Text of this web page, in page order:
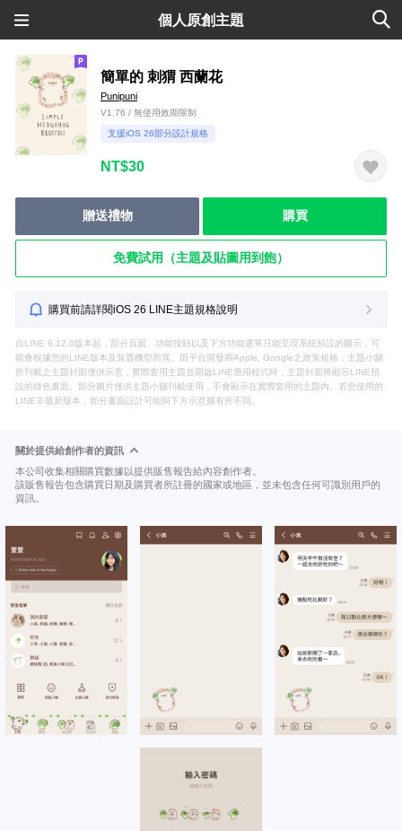
個人原創主題
簡單的 刺猬 西蘭花
Punipuni
V1.76 / 無使用效期限制
支援iOS 26部分設計規格
NT$30
贈送禮物 購買
免費試用（主題及貼圖用到飽）
購買前請詳閱iOS 26 LINE主題規格說明
自LINE 9.12.0版本起，部分頁面、功能按鈕以及下方功能選單只能呈現系統預設的圖示，可
能會根據您的LINE版本及裝置機型而異。因平台開發商Apple, Google之政策規格，主題小舖
所刊載之主題封面僅供示意，實際套用主題並開啟LINE應用程式時，主題封面將顯示LINE預
設的綠色畫面。部分圖片僅供主題小舖刊載使用，不會顯示在實際套用的主題內。若您使用的
LINE非最新版本，部分畫面設計可能與下方示意圖有所不同。
關於提供給創作者的資訊
本公司收集相關購買數據以提供販售報告給內容創作者。
該販售報告包含購買日期及購買者所註冊的國家或地區，並未包含任何可識別用戶的
資訊。